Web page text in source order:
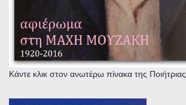
Κάντε κλικ στον ανωτέρω πίνακα της Ποιήτριας.